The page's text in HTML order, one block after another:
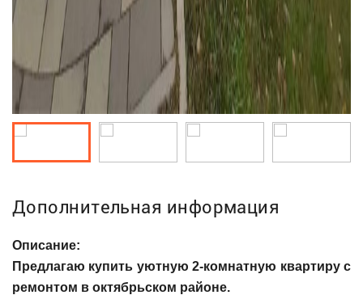
Дополнительная информация
Описание:
Предлагаю купить уютную 2-комнатную квартиру с
ремонтом в октябрьском районе.